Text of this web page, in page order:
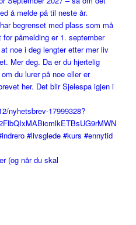
(og når du skal